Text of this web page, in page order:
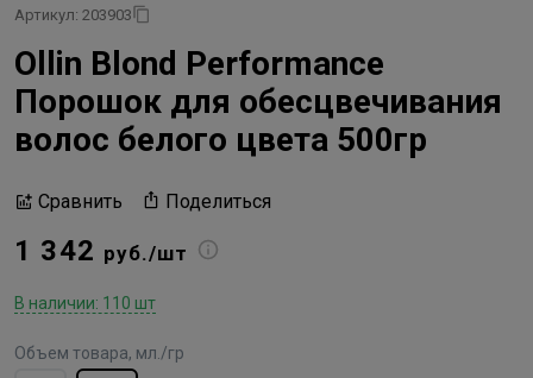
Артикул: 203903
Ollin Blond Performance
Порошок для обесцвечивания
волос белого цвета 500гр
Сравнить Поделиться
1 342 руб./шт
В наличии: 110 шт
Объем товара, мл./гр